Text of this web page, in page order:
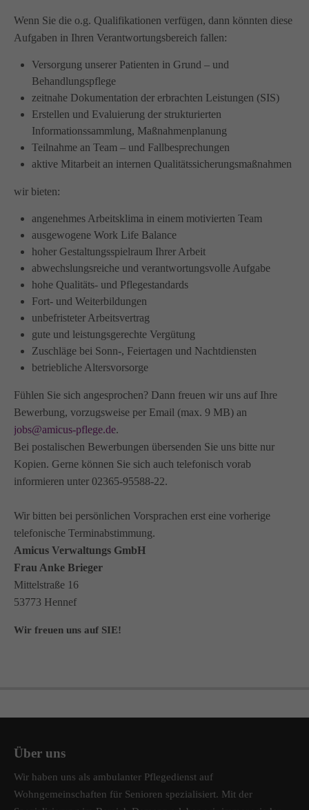
Kontakt
Amicus Pflege GmbH & Co KG
Lipper Weg 11a
45770 Marl
Schreiben Sie uns per Email
info@amicus-pflege.de
Wenn Sie die o.g. Qualifikationen verfügen, dann könnten diese
Aufgaben in Ihren Verantwortungsbereich fallen:
Versorgung unserer Patienten in Grund – und
Behandlungspflege
zeitnahe Dokumentation der erbrachten Leistungen (SIS)
Erstellen und Evaluierung der strukturierten
Informationssammlung, Maßnahmenplanung
Teilnahme an Team – und Fallbesprechungen
aktive Mitarbeit an internen Qualitätssicherungsmaßnahmen
wir bieten:
angenehmes Arbeitsklima in einem motivierten Team
ausgewogene Work Life Balance
hoher Gestaltungsspielraum Ihrer Arbeit
abwechslungsreiche und verantwortungsvolle Aufgabe
hohe Qualitäts- und Pflegestandards
Fort- und Weiterbildungen
unbefristeter Arbeitsvertrag
gute und leistungsgerechte Vergütung
Zuschläge bei Sonn-, Feiertagen und Nachtdiensten
betriebliche Altersvorsorge
Fühlen Sie sich angesprochen? Dann freuen wir uns auf Ihre
Bewerbung, vorzugsweise per Email (max. 9 MB) an
jobs@amicus-pflege.de.
Bei postalischen Bewerbungen übersenden Sie uns bitte nur
Kopien. Gerne können Sie sich auch telefonisch vorab
informieren unter 02365-95588-22.
Wir bitten bei persönlichen Vorsprachen erst eine vorherige
telefonische Terminabstimmung.
Amicus Verwaltungs GmbH
Frau Anke Brieger
Mittelstraße 16
53773 Hennef
Wir freuen uns auf SIE!
Über uns
Wir haben uns als ambulanter Pflegedienst auf
Wohngemeinschaften für Senioren spezialisiert. Mit der